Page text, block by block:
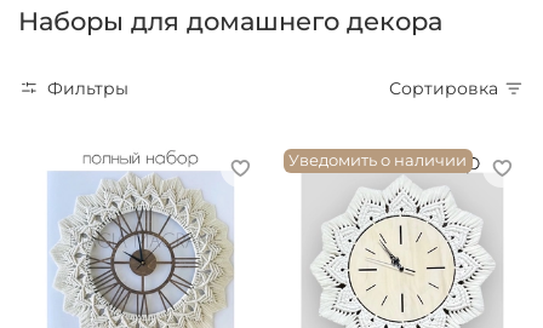
Наборы для домашнего декора
Фильтры Сортировка
Уведомить о наличии